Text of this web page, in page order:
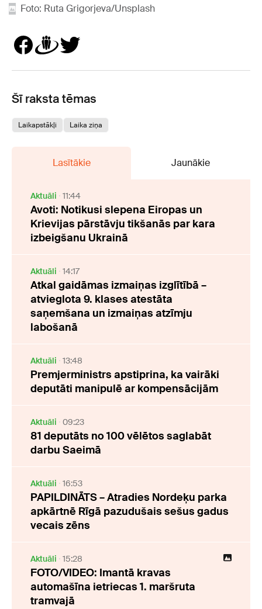
Foto: Ruta Grigorjeva/Unsplash
Šī raksta tēmas
Laikapstākļi Laika ziņa
Lasītākie Jaunākie
Aktuāli 11:44
Avoti: Notikusi slepena Eiropas un
Krievijas pārstāvju tikšanās par kara
izbeigšanu Ukrainā
Aktuāli 14:17
Atkal gaidāmas izmaiņas izglītībā –
atvieglota 9. klases atestāta
saņemšana un izmaiņas atzīmju
labošanā
Aktuāli 13:48
Premjerministrs apstiprina, ka vairāki
deputāti manipulē ar kompensācijām
Aktuāli 09:23
81 deputāts no 100 vēlētos saglabāt
darbu Saeimā
Aktuāli 16:53
PAPILDINĀTS – Atradies Nordeķu parka
apkārtnē Rīgā pazudušais sešus gadus
vecais zēns
Aktuāli 15:28
FOTO/VIDEO: Imantā kravas
automašīna ietriecas 1. maršruta
tramvajā